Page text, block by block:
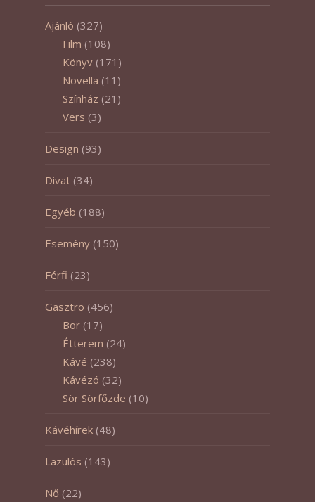
Ajánló (327)
Film (108)
Könyv (171)
Novella (11)
Színház (21)
Vers (3)
Design (93)
Divat (34)
Egyéb (188)
Esemény (150)
Férfi (23)
Gasztro (456)
Bor (17)
Étterem (24)
Kávé (238)
Kávézó (32)
Sör Sörfőzde (10)
Kávéhírek (48)
Lazulós (143)
Nő (22)